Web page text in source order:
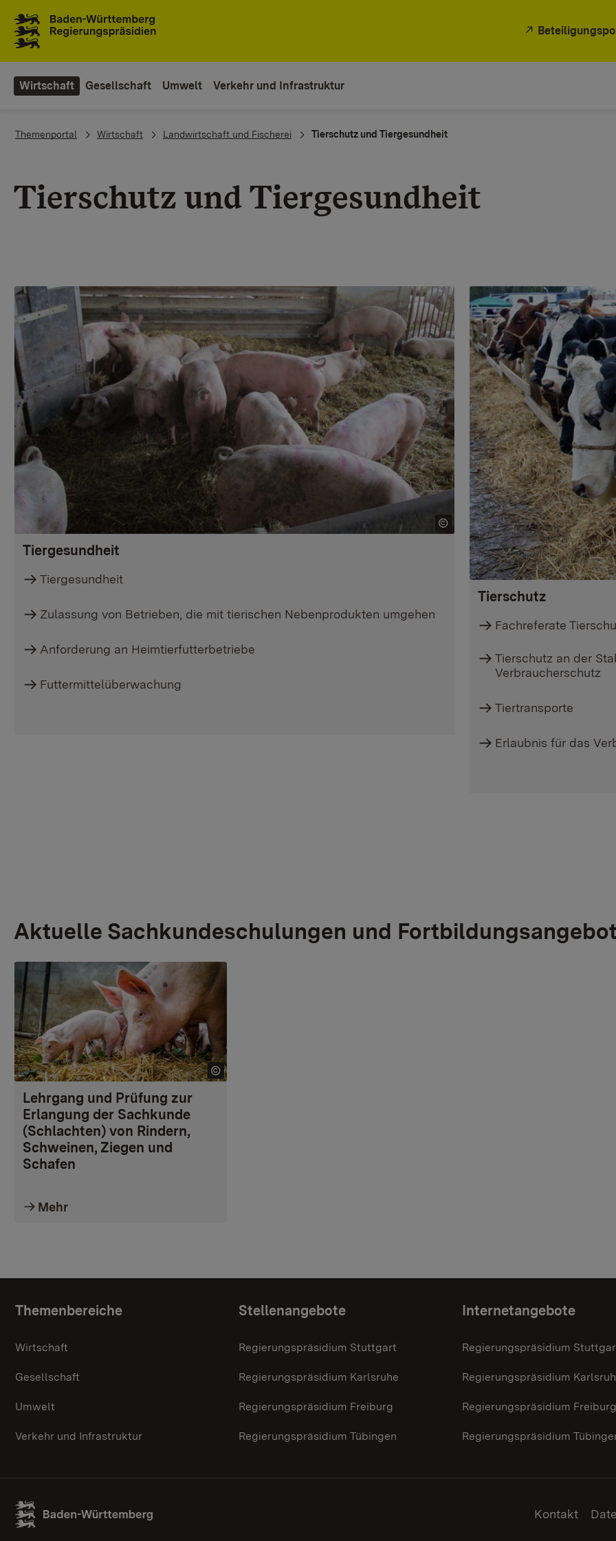
Wirtschaft Gesellschaft Umwelt Verkehr und Infrastruktur
You are here:
Themenportal Wirtschaft Landwirtschaft und Fischerei Tierschutz und Tiergesundheit
Tierschutz und Tiergesundheit
Tiergesundheit
Tiergesundheit
Zulassung von Betrieben, die mit tierischen Nebenprodukten umgehen
Anforderung an Heimtierfutterbetriebe
Futtermittelüberwachung
Tierschutz
Fachreferate
Tierschutz an der
Verbraucherschutz
Tiertransporte
Erlaubnis für das
Aktuelle Sachkundeschulungen und
Lehrgang und Prüfung zur
Erlangung der Sachkunde
(Schlachten) von Rindern,
Schweinen, Ziegen und
Schafen
Mehr
Themenübersicht
Themenbereiche
Wirtschaft
Gesellschaft
Umwelt
Verkehr und Infrastruktur
Stellenangebote
Regierungspräsidium Stuttgart
Regierungspräsidium Karlsruhe
Regierungspräsidium Freiburg
Regierungspräsidium Tübingen
Internetangebote
Regierungspräsidium
Regierungspräsidium
Regierungspräsidium Freiburg
Regierungspräsidium
Kontakt